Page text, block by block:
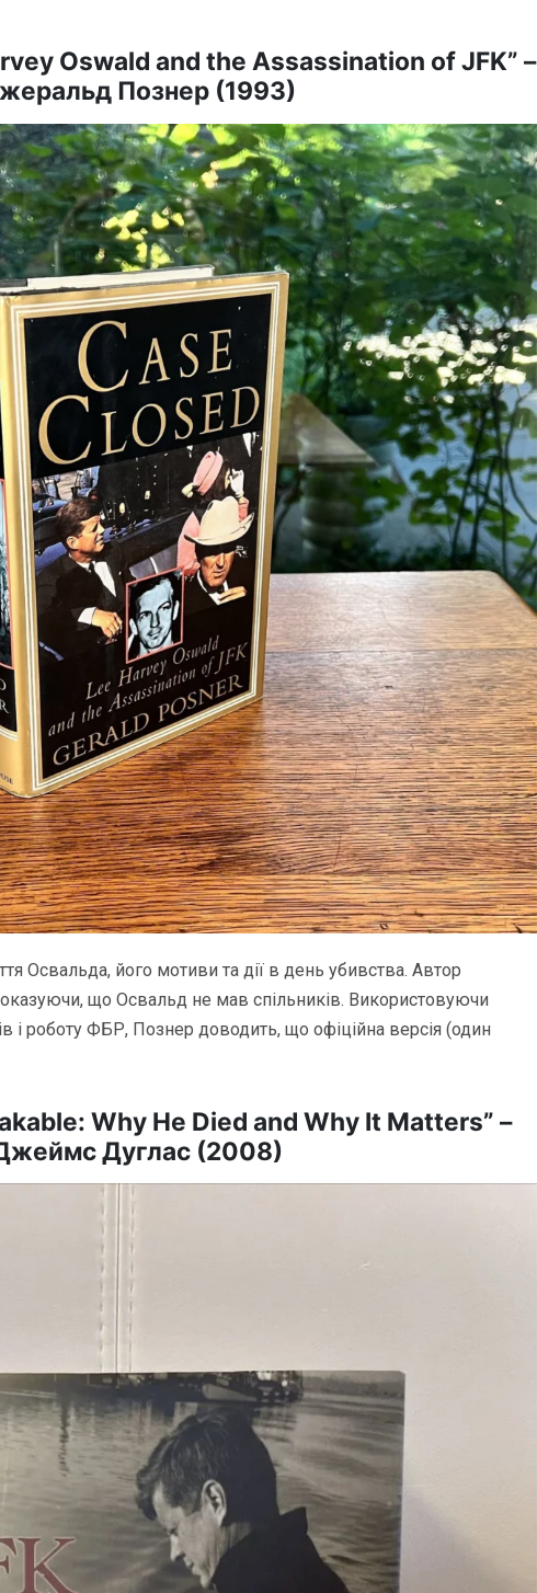
Oswald and the Assassination of JFK” –
Познер (1993)
Освальда, його мотиви та дії в день убивства. Автор
що Освальд не мав спільників. Використовуючи
і роботу ФБР, Познер доводить, що офіційна версія (один
Why He Died and Why It Matters” –
Дуглас (2008)